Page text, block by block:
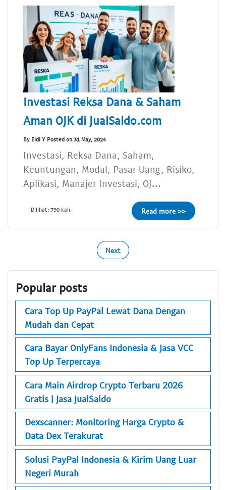
Investasi Reksa Dana & Saham
Aman OJK di JualSaldo.com
By Eldi Y Posted on 31 May, 2024
Investasi, Reksa Dana, Saham,
Keuntungan, Modal, Pasar Uang, Risiko,
Aplikasi, Manajer Investasi, OJ...
Dilihat: 790 kali Read more >>
Next
Popular posts
Cara Top Up PayPal Lewat Dana Dengan
Mudah dan Cepat
Cara Bayar OnlyFans Indonesia & Jasa VCC
Top Up Terpercaya
Cara Main Airdrop Crypto Terbaru 2026
Gratis | Jasa JualSaldo
Dexscanner: Monitoring Harga Crypto &
Data Dex Terakurat
Solusi PayPal Indonesia & Kirim Uang Luar
Negeri Murah